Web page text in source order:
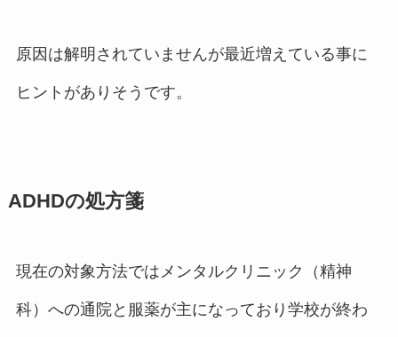
原因は解明されていませんが最近増えている事に
ヒントがありそうです。
ADHDの処方箋
現在の対象方法ではメンタルクリニック（精神
科）への通院と服薬が主になっており学校が終わ